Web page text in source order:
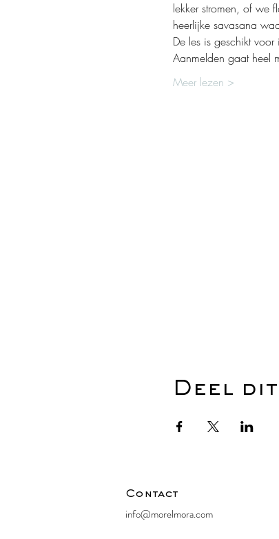
lekker stromen, of we
heerlijke savasana
De les is geschikt
Aanmelden gaat heel
Meer lezen >
Deel dit
Contact
info@morelmora.com